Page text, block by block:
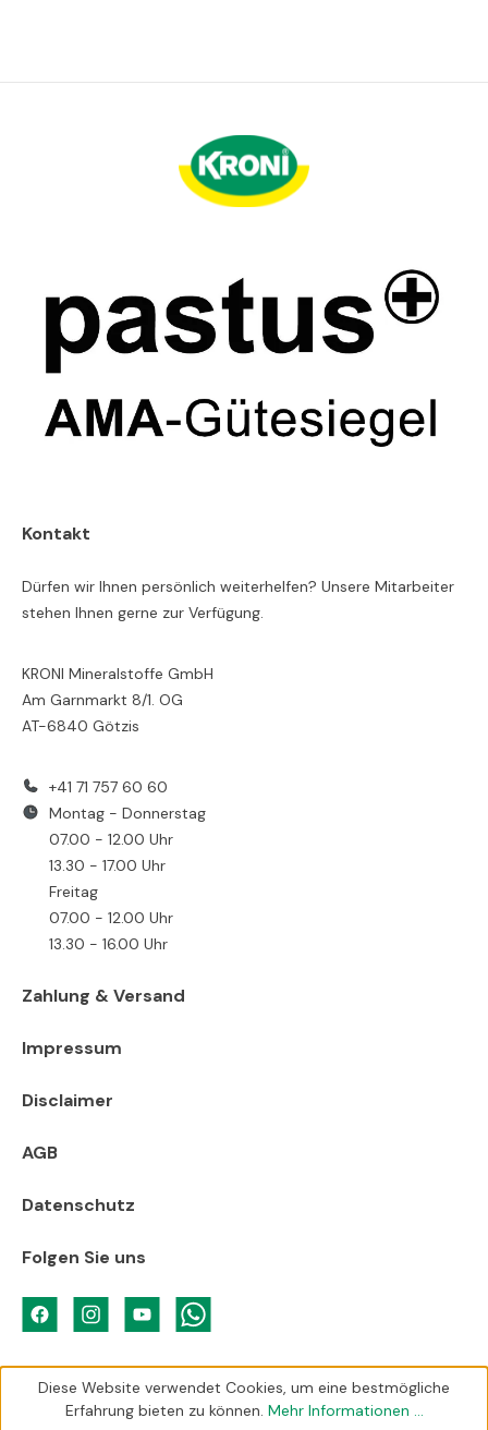
Kontakt
Dürfen wir Ihnen persönlich weiterhelfen? Unsere Mitarbeiter
stehen Ihnen gerne zur Verfügung.
KRONI Mineralstoffe GmbH
Am Garnmarkt 8/1. OG
AT-6840 Götzis
+41 71 757 60 60
Montag - Donnerstag
07.00 - 12.00 Uhr
13.30 - 17.00 Uhr
Freitag
07.00 - 12.00 Uhr
13.30 - 16.00 Uhr
Zahlung & Versand
Impressum
Disclaimer
AGB
Datenschutz
Folgen Sie uns
Diese Website verwendet Cookies, um eine bestmögliche
Erfahrung bieten zu können. Mehr Informationen ...